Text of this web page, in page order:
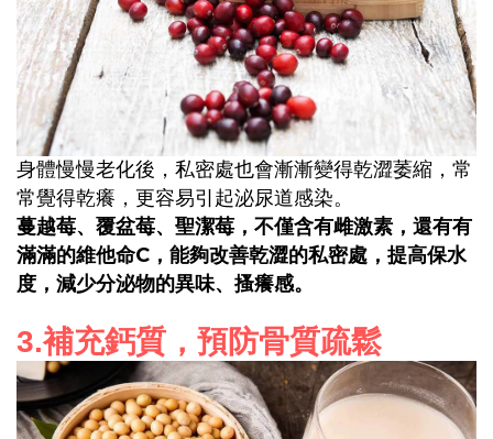
身體慢慢老化後，私密處也會漸漸變得乾澀萎縮，常
常覺得乾癢，更容易引起泌尿道感染。
蔓越莓、覆盆莓、聖潔莓，不僅含有雌激素，還有有
滿滿的維他命C ，能夠改善乾澀的私密處，提高保水
度，減少分泌物的異味、搔癢感。
3.補充鈣質，預防骨質疏鬆